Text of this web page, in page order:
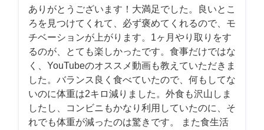
ありがとうございます！大満足でした。良いとこ
ろを見つけてくれて、必ず褒めてくれるので、モ
チベーションが上がります。1ヶ月やり取りをす
るのが、とても楽しかったです。食事だけではな
く、YouTubeのオススメ動画も教えていただきま
した。バランス良く食べていたので、何もしてな
いのに体重は2キロ減りました。外食も沢山しま
したし、コンビニもかなり利用していたのに、そ
れでも体重が減ったのは驚きです。 また食生活